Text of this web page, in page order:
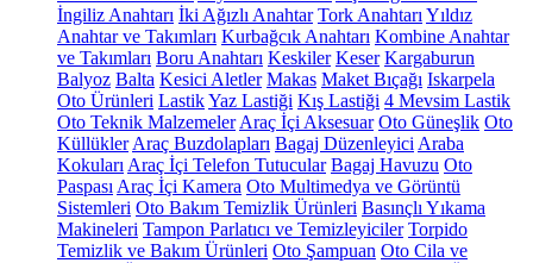
İngiliz Anahtarı İki Ağızlı Anahtar Tork Anahtarı Yıldız
Anahtar ve Takımları Kurbağcık Anahtarı Kombine Anahtar
ve Takımları Boru Anahtarı Keskiler Keser Kargaburun
Balyoz Balta Kesici Aletler Makas Maket Bıçağı Iskarpela
Oto Ürünleri LastikYaz Lastiği Kış Lastiği 4 Mevsim Lastik
Oto Teknik Malzemeler Araç İçi Aksesuar Oto Güneşlik Oto
Küllükler Araç Buzdolapları Bagaj Düzenleyici Araba
Kokuları Araç İçi Telefon Tutucular Bagaj Havuzu Oto
Paspası Araç İçi Kamera Oto Multimedya ve Görüntü
Sistemleri Oto Bakım Temizlik Ürünleri Basınçlı Yıkama
Makineleri Tampon Parlatıcı ve Temizleyiciler Torpido
Temizlik ve Bakım Ürünleri Oto Şampuan Oto Cila ve